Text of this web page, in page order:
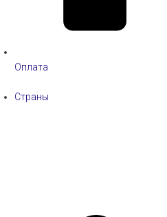
Оплата
Страны